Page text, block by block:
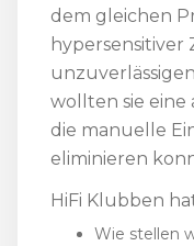
dem gleichen
hypersensitiver
wollten sie eine
die manuelle
eliminieren
HiFi Klubben
Wie stellen